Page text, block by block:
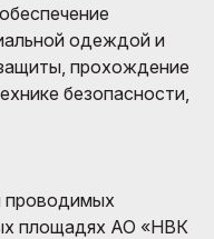
одеждой и
прохождение
безопасности,
проводимых
площадях АО «НВК